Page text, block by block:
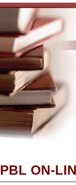
PBL ON-